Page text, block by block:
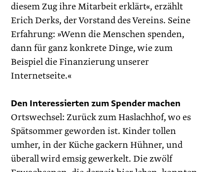
diesem Zug ihre Mitarbeit erklärt«, erzählt
Erich Derks, der Vorstand des Vereins. Seine
Erfahrung: »Wenn die Menschen spenden,
dann für ganz konkrete Dinge, wie zum
Beispiel die Finanzierung unserer
Internetseite.«
Den Interessierten zum Spender machen
Ortswechsel: Zurück zum Haslachhof, wo es
Spätsommer geworden ist. Kinder tollen
umher, in der Küche gackern Hühner, und
überall wird emsig gewerkelt. Die zwölf